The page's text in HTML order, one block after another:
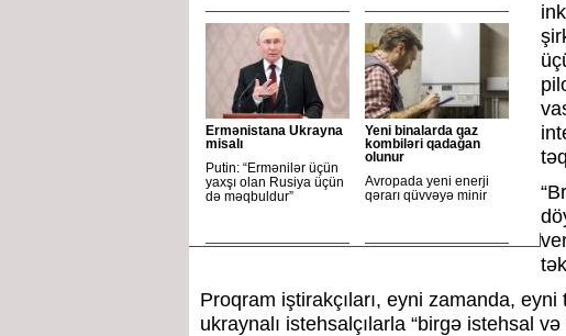
Ermənistana Ukrayna
misalı
Putin: “Ermənilər üçün
yaxşı olan Rusiya üçün
də məqbuldur”
Yeni binalarda qaz
kombiləri qadağan
olunur
Avropada yeni enerji
qərarı qüvvəyə minir
Proqram iştirakçıları, eyni zamanda,
ukraynalı istehsalçılarla “birgə istehsal